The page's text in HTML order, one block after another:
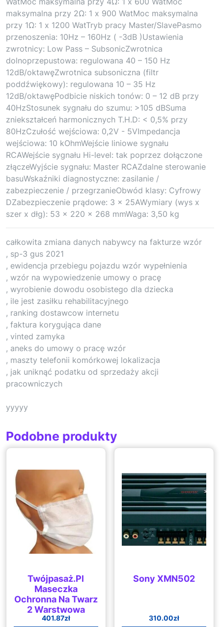
maksymalna przy 2Ω: 1 x 900 WatMoc maksymalna
przy 1Ω: 1 x 1200 WatTryb pracy Master/SlavePasmo
przenoszenia: 10Hz – 160Hz ( -3dB )Ustawienia
zwrotnicy: Low Pass – SubsonicZwrotnica
dolnoprzepustowa: regulowana 40 – 150 Hz
12dB/oktawęZwrotnica subsoniczna (filtr
poddźwiękowy): regulowana 10 – 35 Hz
12dB/oktawęPodbicie niskich tonów: 0 – 12 dB przy
40HzStosunek sygnału do szumu: >105 dBSuma
zniekształceń harmonicznych T.H.D: < 0,5% przy
80HzCzułość wejściowa: 0,2V - 5VImpedancja
wejściowa: 10 kOhmWejście liniowe sygnału
RCAWejście sygnału Hi-level: tak poprzez dołączone
złączeWyjście sygnału: Master RCAZdalne sterowanie
basuWskaźniki diagnostyczne: zasilanie /
zabezpieczenie / przegrzanieObwód klasy: Cyfrowy
DZabezpieczenie prądowe: 3 x 25AWymiary (wys x
szer x dłg): 53 x 220 x 268 mmWaga: 3,50 kg
całkowita zmiana danych nabywcy na fakturze wzór
, sp-3 gus 2021
, ewidencja przebiegu pojazdu wzór wypełnienia
, wzór na wypowiedzenie umowy o pracę
, wyrobienie dowodu osobistego dla dziecka
, ile jest zasiłku rehabilitacyjnego
, ranking dostawcow internetu
, faktura korygująca dane
, vinted zamyka
, aneks do umowy o pracę wzór
, maszty telefonii komórkowej lokalizacja
, jak uniknąć podatku od sprzedaży akcji
pracowniczych
yyyyy
Podobne produkty
Twójpasaż.Pl
Maseczka
Ochronna Na Twarz
2 Warstwowa
401.87zł
Sony XMN502
310.00zł